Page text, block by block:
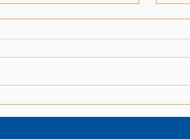
ΝΕΟ: «Ελλείψεις: Πώς να